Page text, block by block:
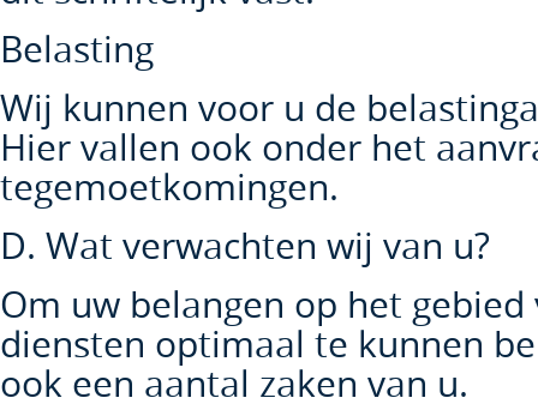
Belasting
Wij kunnen voor u de
Hier vallen ook onder het
tegemoetkomingen.
D. Wat verwachten wij van u?
Om uw belangen op het
diensten optimaal te kunnen
ook een aantal zaken van u.